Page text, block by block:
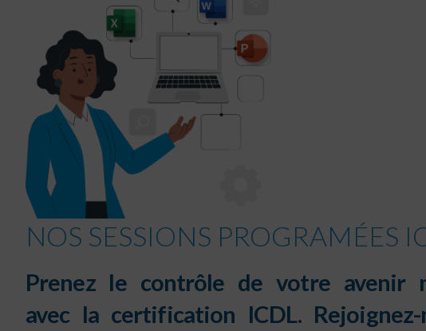
NOS SESSIONS PROGRAMÉES
Prenez le contrôle de votre avenir
avec la certification ICDL.